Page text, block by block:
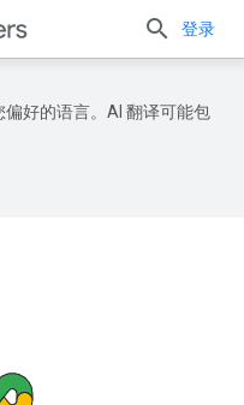
登录
好的语言。AI 翻译可能包